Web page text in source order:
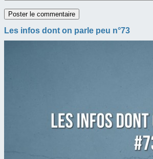
Les infos dont on parle peu n°73